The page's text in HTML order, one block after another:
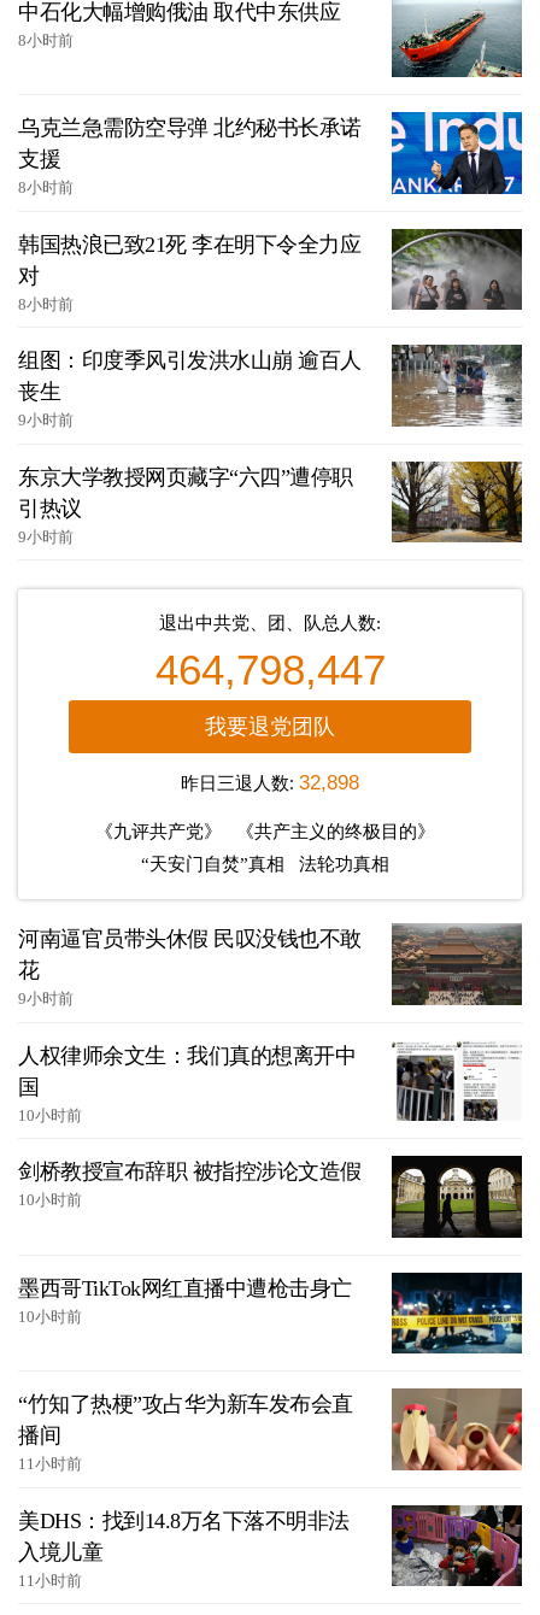
中石化大幅增购俄油 取代中东供应
8小时前
乌克兰急需防空导弹 北约秘书长承诺
支援
8小时前
韩国热浪已致21死 李在明下令全力应
对
8小时前
组图：印度季风引发洪水山崩 逾百人
丧生
9小时前
东京大学教授网页藏字“六四”遭停职
引热议
9小时前
退出中共党、团、队总人数:
464,798,447
我要退党团队
昨日三退人数: 32,898
《九评共产党》
《共产主义的终极目的》
“天安门自焚”真相
法轮功真相
河南逼官员带头休假 民叹没钱也不敢
花
9小时前
人权律师余文生：我们真的想离开中
国
10小时前
剑桥教授宣布辞职 被指控涉论文造假
10小时前
墨西哥TikTok网红直播中遭枪击身亡
10小时前
“竹知了热梗”攻占华为新车发布会直
播间
11小时前
美DHS：找到14.8万名下落不明非法
入境儿童
11小时前